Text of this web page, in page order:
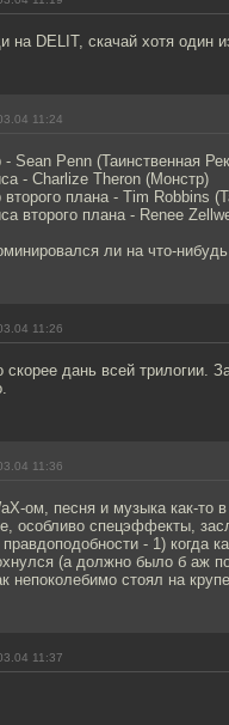
на DELIT, скачай хотя один
11:24
Sean Penn (Таинственная
- Charlize Theron (Монстр)
плана - Tim Robbins
второго плана - Renee
ли на что-
11:26
скорее дань всей трилогии.
11:36
ом, песня и музыка как-то
особливо спецэффекты,
- 1) когда
(а должно было б аж
непоколебимо стоял на
11:37